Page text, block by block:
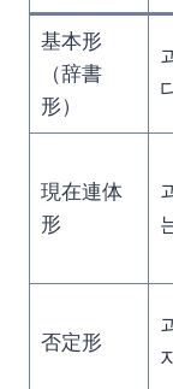
基本形
（辞書
形）
現在連体
形
否定形